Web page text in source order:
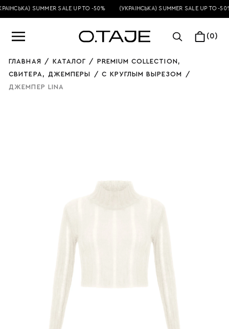
SUMMER SALE UP TO -50% (УКРАЇНСЬКА) SUMMER SALE UP TO -50%
(0)
ГЛАВНАЯ / КАТАЛОГ / PREMIUM COLLECTION ,
СВИТЕРА , ДЖЕМПЕРЫ / С КРУГЛЫМ ВЫРЕЗОМ /
ДЖЕМПЕР LINA